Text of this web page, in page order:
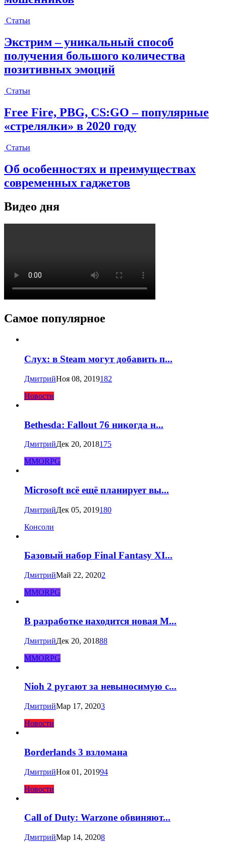
Статьи
Экстрим – уникальный способ
получения большого количества
позитивных эмоций
Статьи
Free Fire, PBG, CS:GO – популярные
«стрелялки» в 2020 году
Статьи
Об особенностях и преимуществах
современных гаджетов
Видео дня
Самое популярное
Слух: в Steam могут добавить п...
ДмитрийНоя 08, 2019182
Новости
Bethesda: Fallout 76 никогда н...
ДмитрийДек 20, 2018175
MMORPG
Microsoft всё ещё планирует вы...
ДмитрийДек 05, 2019180
Консоли
Базовый набор Final Fantasy XI...
ДмитрийМай 22, 20202
MMORPG
В разработке находится новая M...
ДмитрийДек 20, 201888
MMORPG
Nioh 2 ругают за невыносимую с...
ДмитрийМар 17, 20203
Новости
Borderlands 3 взломана
ДмитрийНоя 01, 201994
Новости
Call of Duty: Warzone обвиняют...
ДмитрийМар 14, 20208